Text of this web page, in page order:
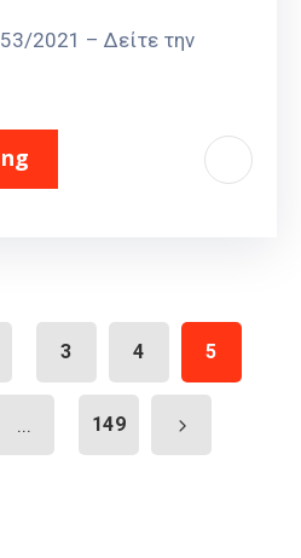
2021 – Δείτε την
3 4 5
... 149